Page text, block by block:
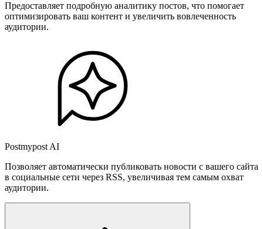
Предоставляет подробную аналитику постов, что помогает
оптимизировать ваш контент и увеличить вовлеченность
аудитории.
Postmypost AI
Позволяет автоматически публиковать новости с вашего сайта
в социальные сети через RSS, увеличивая тем самым охват
аудитории.